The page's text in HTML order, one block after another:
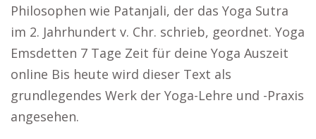
Philosophen wie Patanjali, der das Yoga Sutra
im 2. Jahrhundert v. Chr. schrieb, geordnet. Yoga
Emsdetten 7 Tage Zeit für deine Yoga Auszeit
online Bis heute wird dieser Text als
grundlegendes Werk der Yoga-Lehre und -Praxis
angesehen.